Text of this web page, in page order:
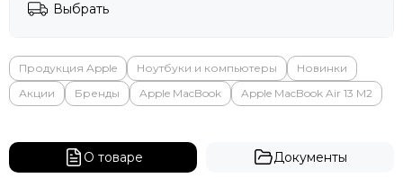
Выбрать
Продукция Apple Ноутбуки и компьютеры
Новинки
Акции
Бренды Apple MacBook Apple MacBook Air 13 M2
О товаре Документы